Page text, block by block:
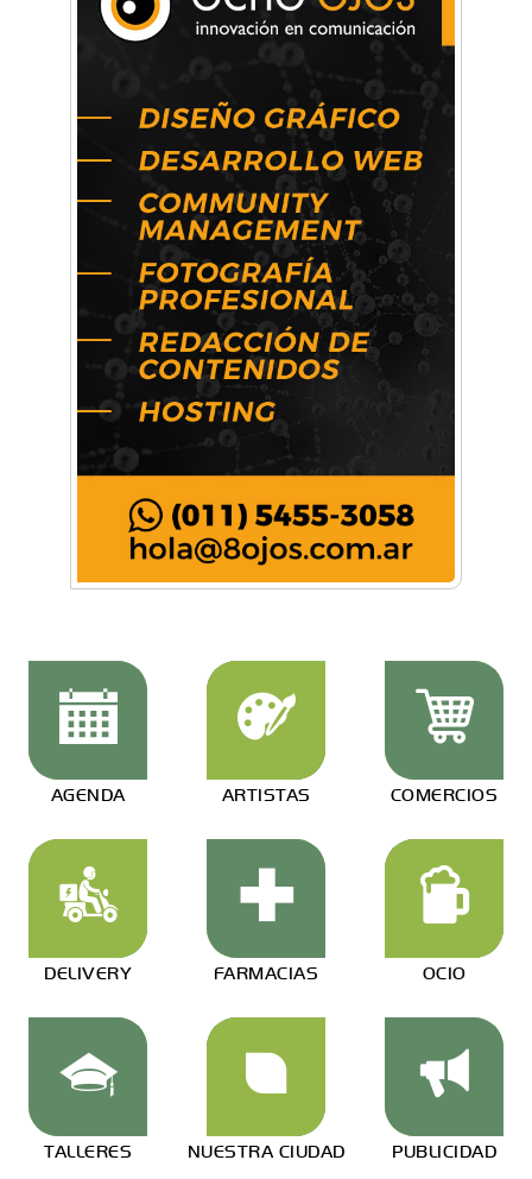
Mariana Croce: "Hoy las empresas necesitan
un asesoramiento integral para crecer con
Música, teatro, yoga, danza y mucho más:
Conocé todos los talleres para aprender y
disfrutar en la Zona Oeste
AGENDA ARTISTAS COMERCIOS
DELIVERY FARMACIAS OCIO
TALLERES NUESTRA CIUDAD PUBLICIDAD